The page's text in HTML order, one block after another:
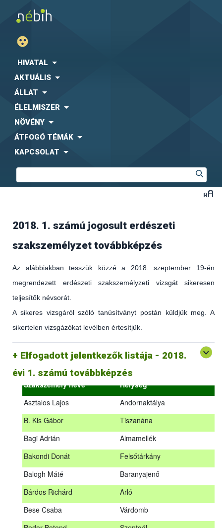
HIVATAL
AKTUÁLIS
ÁLLAT
ÉLELMISZER
NÖVÉNY
ÁTFOGÓ TÉMÁK
KAPCSOLAT
2018. 1. számú jogosult erdészeti
szakszemélyzet továbbképzés
Az alábbiakban tesszük közzé a 2018. szeptember 19-én
megrendezett erdészeti szakszemélyzeti vizsgát sikeresen
teljesítők névsorát.
A sikeres vizsgáról szóló tanúsítványt postán küldjük meg. A
sikertelen vizsgázókat levélben értesítjük.
Elfogadott jelentkezők listája - 2018.
évi 1. számú továbbképzés
(az erdőgazdálkodást és az erdészeti szakirányítást érintő
hatályos jogszabályokról és azok alkalmazásáról szóló
általános továbbképzés)
2018.09.18. – 2018.09.19.
Szakszemély neve
Helység
Asztalos Lajos
Andornaktálya
B. Kis Gábor
Tiszanána
Bagi Adrián
Almamellék
Bakondi Donát
Felsőtárkány
Balogh Máté
Baranyajenő
Bárdos Richárd
Arló
Bese Csaba
Várdomb
Az alábbiakban tesszük közzé a 2018. szeptember 19-én
megrendezett erdészeti szakszemélyzeti vizsgát sikeresen
teljesítők névsorát.
A sikeres vizsgáról szóló tanúsítványt postán küldjük meg. A